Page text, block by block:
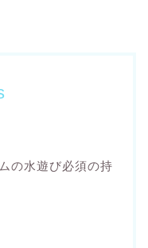
の水遊び必須の持